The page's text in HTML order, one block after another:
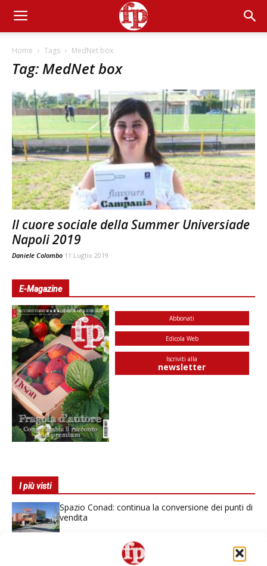
Home Tags MedNet box
Tag: MedNet box
Il cuore sociale della Summer Universiade
Napoli 2019
Daniele Colombo 11 Luglio 2019
E-Magazine
Abbonati
Edicola Web
Iscriviti alla
newsletter
I più visti
Spazio Conad: continua la conversione dei punti di
vendita
Non è una susina: è Metis… e può rivoluzionare la